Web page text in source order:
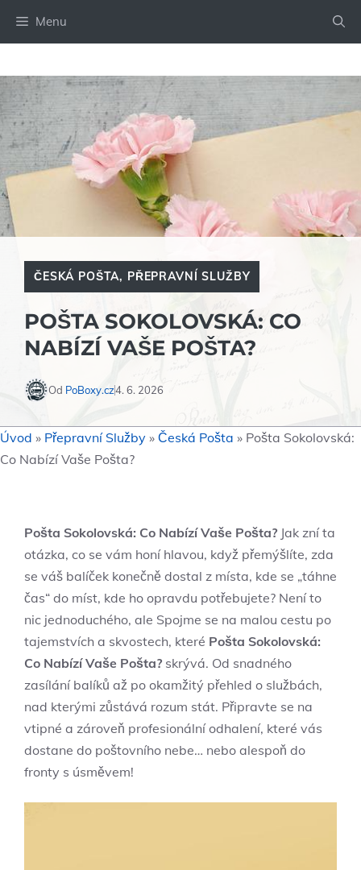
Menu
ČESKÁ POŠTA, PŘEPRAVNÍ SLUŽBY
POŠTA SOKOLOVSKÁ: CO
NABÍZÍ VAŠE POŠTA?
Od PoBoxy.cz4. 6. 2026
Úvod » Přepravní Služby » Česká Pošta » Pošta Sokolovská:
Co Nabízí Vaše Pošta?
Pošta Sokolovská: Co Nabízí Vaše Pošta? Jak zní ta
otázka, co se vám honí hlavou, když přemýšlíte, zda
se váš balíček konečně dostal z místa, kde se „táhne
čas“ do míst, kde ho opravdu potřebujete? Není to
nic jednoduchého, ale Spojme se na malou cestu po
tajemstvích a skvostech, které Pošta Sokolovská:
Co Nabízí Vaše Pošta? skrývá. Od snadného
zasílání balíků až po okamžitý přehled o službách,
nad kterými zůstává rozum stát. Připravte se na
vtipné a zároveň profesionální odhalení, které vás
dostane do poštovního nebe… nebo alespoň do
fronty s úsměvem!